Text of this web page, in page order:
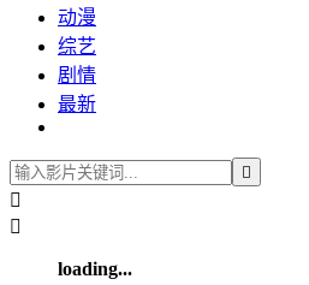
动漫
综艺
剧情
最新



loading...